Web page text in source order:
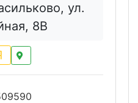
ул.
8В